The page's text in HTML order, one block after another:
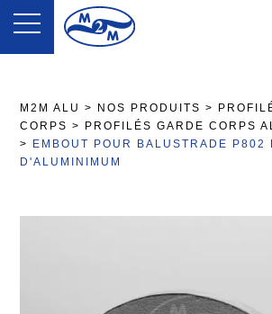
M2M ALU > NOS PRODUITS >
CORPS >
PROFILÉS GARDE CORPS
>
EMBOUT POUR BALUSTRADE P802
D'ALUMINIMUM